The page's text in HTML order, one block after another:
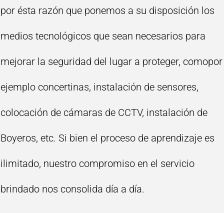
por ésta razón que ponemos a su disposición los
medios tecnológicos que sean necesarios para
mejorar la seguridad del lugar a proteger, comopor
ejemplo concertinas, instalación de sensores,
colocación de cámaras de CCTV, instalación de
Boyeros, etc. Si bien el proceso de aprendizaje es
ilimitado, nuestro compromiso en el servicio
brindado nos consolida día a día.